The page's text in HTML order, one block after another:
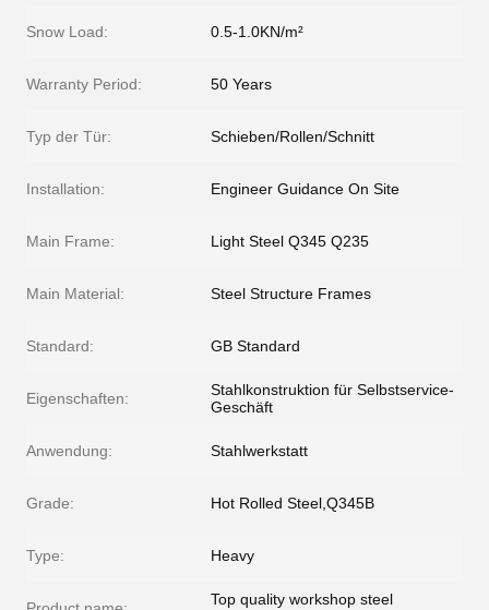
Snow Load: 0.5-1.0KN/m²
Warranty Period: 50 Years
Typ der Tür: Schieben/Rollen/Schnitt
Installation: Engineer Guidance On Site
Main Frame: Light Steel Q345 Q235
Main Material: Steel Structure Frames
Standard: GB Standard
Eigenschaften:
Stahlkonstruktion für Selbstservice-
Geschäft
Anwendung: Stahlwerkstatt
Grade: Hot Rolled Steel,Q345B
Type: Heavy
Top quality workshop steel